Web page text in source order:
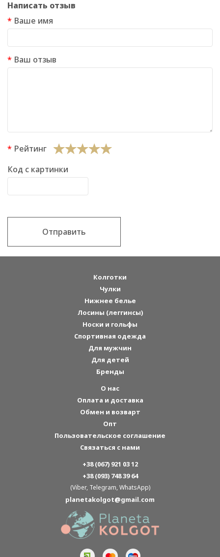
Написать отзыв
Ваше имя
Ваш отзыв
Рейтинг
Код с картинки
Отправить
Колготки
Чулки
Нижнее белье
Лосины (леггинсы)
Носки и гольфы
Спортивная одежда
Для мужчин
Для детей
Бренды
О нас
Оплата и доставка
Обмен и возварт
Опт
Пользовательское соглашение
Связаться с нами
+38 (067) 921 03 12
+38 (093) 748 39 64
(Viber, Telegram, WhatsApp)
planetakolgot@gmail.com